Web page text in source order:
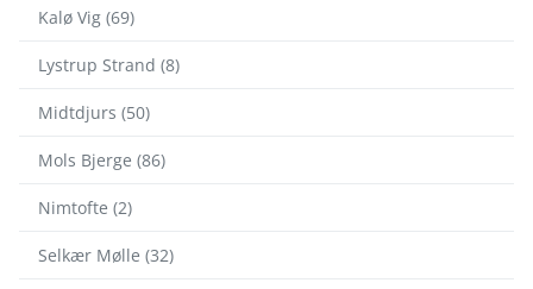
Kalø Vig (69)
Lystrup Strand (8)
Midtdjurs (50)
Mols Bjerge (86)
Nimtofte (2)
Selkær Mølle (32)